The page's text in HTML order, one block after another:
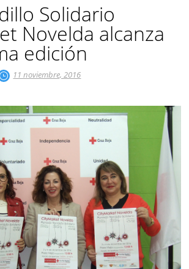
Solidario
Novelda alcanza
edición
11 noviembre, 2016